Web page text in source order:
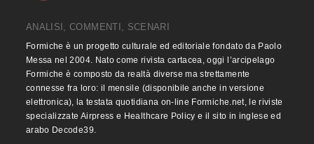
ANALISI, COMMENTI, SCENARI
Formiche è un progetto culturale ed editoriale fondato da Paolo
Messa nel 2004. Nato come rivista cartacea, oggi l’arcipelago
Formiche è composto da realtà diverse ma strettamente
connesse fra loro: il mensile (disponibile anche in versione
elettronica), la testata quotidiana on-line Formiche.net, le riviste
specializzate Airpress e Healthcare Policy e il sito in inglese ed
arabo Decode39.